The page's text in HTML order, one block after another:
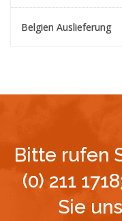
Belgien Auslieferung
Bitte rufen
(0) 211
Sie